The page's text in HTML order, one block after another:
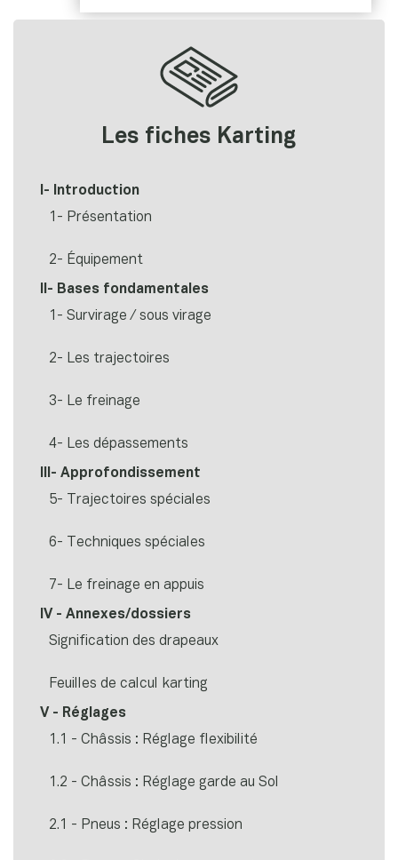
Les fiches Karting
I- Introduction
1- Présentation
2- Équipement
II- Bases fondamentales
1- Survirage / sous virage
2- Les trajectoires
3- Le freinage
4- Les dépassements
III- Approfondissement
5- Trajectoires spéciales
6- Techniques spéciales
7- Le freinage en appuis
IV - Annexes/dossiers
Signification des drapeaux
Feuilles de calcul karting
V - Réglages
1.1 - Châssis : Réglage flexibilité
1.2 - Châssis : Réglage garde au Sol
2.1 - Pneus : Réglage pression